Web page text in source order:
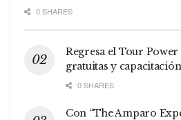
0 SHARES
Regresa el Tour
gratuitas y capacitación
0 SHARES
Con “The Amparo